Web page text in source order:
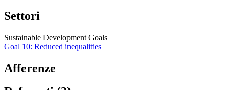
Settori
Sustainable Development Goals
Goal 10: Reduced inequalities
Afferenze